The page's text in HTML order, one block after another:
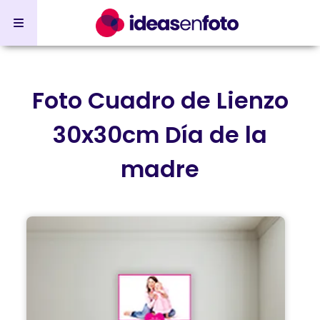
Foto Cuadro de Lienzo
30x30cm Día de la
madre